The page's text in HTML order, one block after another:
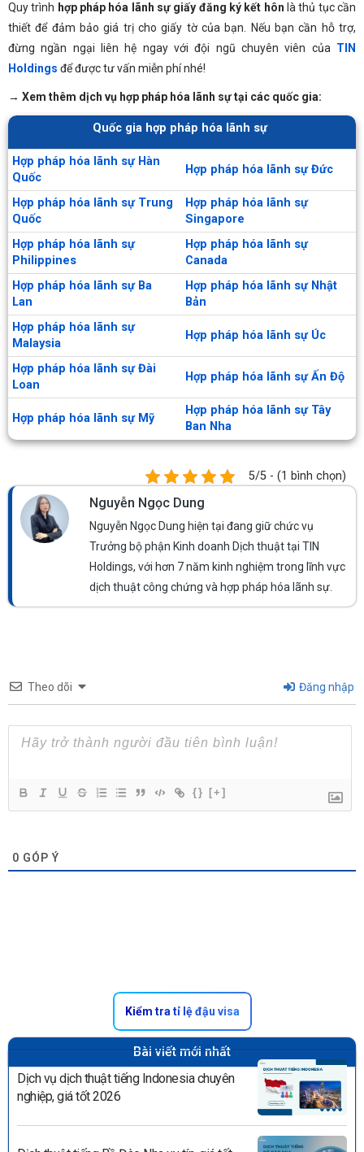
Quy trình hợp pháp hóa lãnh sự giấy đăng ký kết hôn là thủ tục cần
thiết để đảm bảo giá trị cho giấy tờ của bạn. Nếu bạn cần hỗ trợ,
đừng ngần ngại liên hệ ngay với đội ngũ chuyên viên của TIN
Holdings để được tư vấn miễn phí nhé!
→ Xem thêm dịch vụ hợp pháp hóa lãnh sự tại các quốc gia:
Quốc gia hợp pháp hóa lãnh sự
Hợp pháp hóa lãnh sự Hàn
Quốc
Hợp pháp hóa lãnh sự Đức
Hợp pháp hóa lãnh sự Trung
Quốc
Hợp pháp hóa lãnh sự
Singapore
Hợp pháp hóa lãnh sự
Philippines
Hợp pháp hóa lãnh sự
Canada
Hợp pháp hóa lãnh sự Ba
Lan
Hợp pháp hóa lãnh sự Nhật
Bản
Hợp pháp hóa lãnh sự
Malaysia
Hợp pháp hóa lãnh sự Úc
Hợp pháp hóa lãnh sự Đài
Loan
Hợp pháp hóa lãnh sự Ấn Độ
Hợp pháp hóa lãnh sự Mỹ
Hợp pháp hóa lãnh sự Tây
Ban Nha
5/5 - (1 bình chọn)
Nguyễn Ngọc Dung
Nguyễn Ngọc Dung hiện tại đang giữ chức vụ
Trưởng bộ phận Kinh doanh Dịch thuật tại TIN
Holdings, với hơn 7 năm kinh nghiệm trong lĩnh vực
dịch thuật công chứng và hợp pháp hóa lãnh sự.
Theo dõi Đăng nhập
{} [+]
0 GÓP Ý
Kiểm tra tỉ lệ đậu visa
Bài viết mới nhất
Dịch vụ dịch thuật tiếng Indonesia chuyên
nghiệp, giá tốt 2026